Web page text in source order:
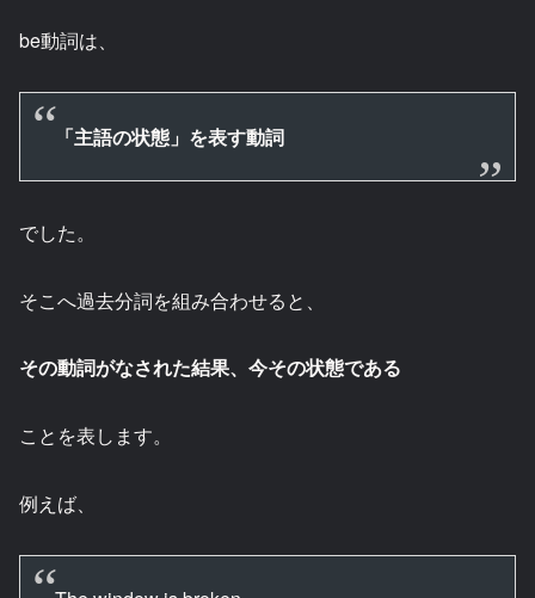
be動詞は、
「主語の状態」を表す動詞
でした。
そこへ過去分詞を組み合わせると、
その動詞がなされた結果、今その状態である
ことを表します。
例えば、